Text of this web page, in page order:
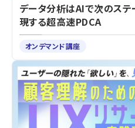
データ分析はAIで次のス
現する超高速PDCA
オンデマンド講座